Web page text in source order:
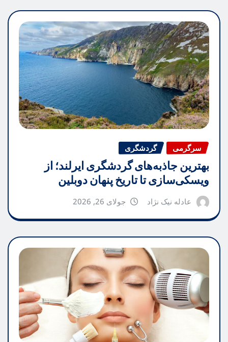
سرگرمی گردشگری
بهترین جاذبه‌های گردشگری ایرلند؛ از
ویسکی‌سازی تا تاریخ پنهان دوبلین
عادله نیک نژاد جولای 26, 2026